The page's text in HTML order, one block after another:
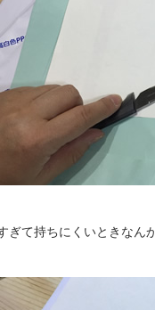
ぎて持ちにくいときなん